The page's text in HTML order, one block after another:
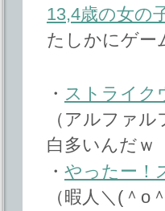
13,4歳の女の
たしかにゲー
・ ストライク
（アルファル
白多いんだｗ
・ やったー！
（暇人＼(＾o